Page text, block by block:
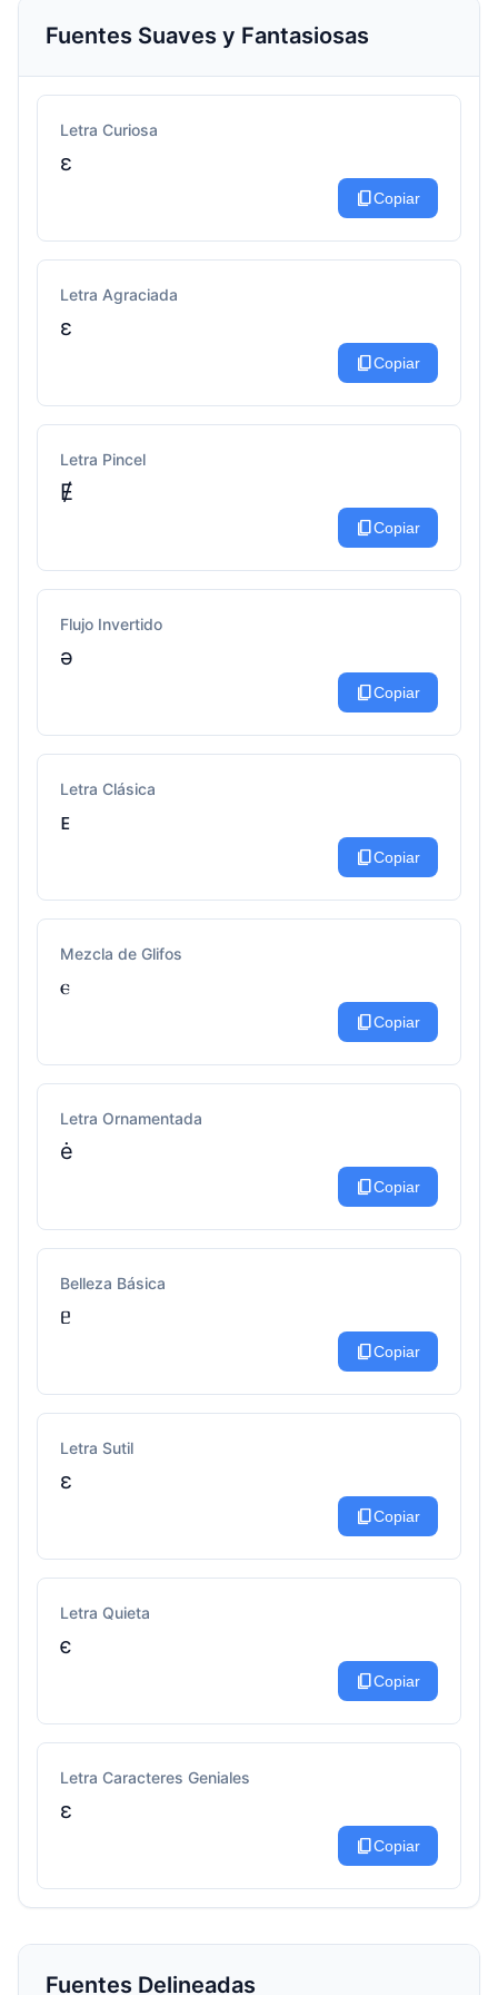
Fuentes Suaves y Fantasiosas
Letra Curiosa
ɛ
content_copyCopiar
Letra Agraciada
ε
content_copyCopiar
Letra Pincel
Ɇ
content_copyCopiar
Flujo Invertido
ǝ
content_copyCopiar
Letra Clásica
ᴇ
content_copyCopiar
Mezcla de Glifos
ⲉ
content_copyCopiar
Letra Ornamentada
ė
content_copyCopiar
Belleza Básica
ᥱ
content_copyCopiar
Letra Sutil
ɛ
content_copyCopiar
Letra Quieta
є
content_copyCopiar
Letra Caracteres Geniales
ɛ
content_copyCopiar
Fuentes Delineadas